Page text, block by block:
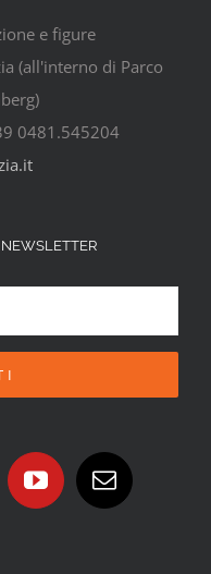
e figure
(all'interno di Parco
0481.545204